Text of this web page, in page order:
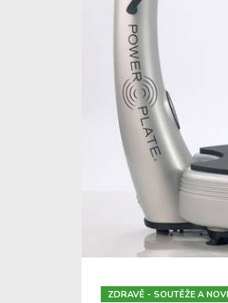
ZDRAVĚ - SOUTĚŽE A